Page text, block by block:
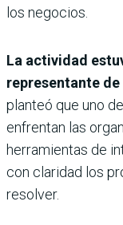
los negocios.
La actividad
representante
planteó que uno
enfrentan las
herramientas de
con claridad los
resolver.